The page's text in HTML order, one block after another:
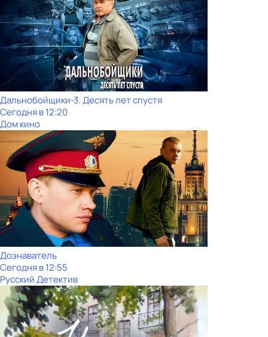
Дальнобойщики-3. Десять лет спустя
Сегодня в 12:20
Дом кино
Дознаватель
Сегодня в 12:55
Русский Детектив